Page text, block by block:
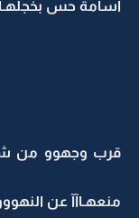
أسامة حس بخجلهـاآ
قرب وجهوو من
منعهـاآآ عن